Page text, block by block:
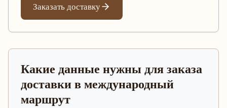
Заказать доставку
Какие данные нужны для заказа
доставки в международный
маршрут